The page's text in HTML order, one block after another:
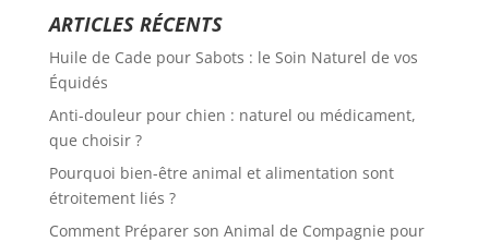
ARTICLES RÉCENTS
Huile de Cade pour Sabots : le Soin Naturel de vos
Équidés
Anti-douleur pour chien : naturel ou médicament,
que choisir ?
Pourquoi bien-être animal et alimentation sont
étroitement liés ?
Comment Préparer son Animal de Compagnie pour